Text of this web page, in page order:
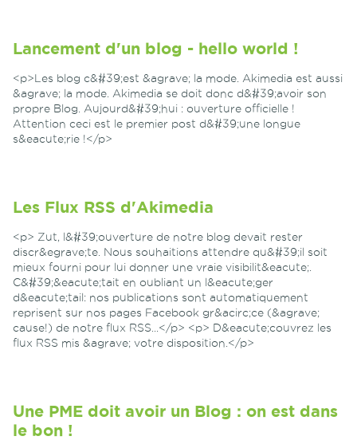
Lancement d'un blog - hello world !
<p>Les blog c&#39;est &agrave; la mode. Akimedia est aussi
&agrave; la mode. Akimedia se doit donc d&#39;avoir son
propre Blog. Aujourd&#39;hui : ouverture officielle !
Attention ceci est le premier post d&#39;une longue
s&eacute;rie !</p>
Les Flux RSS d'Akimedia
<p> Zut, l&#39;ouverture de notre blog devait rester
discr&egrave;te. Nous souhaitions attendre qu&#39;il soit
mieux fourni pour lui donner une vraie visibilit&eacute;.
C&#39;&eacute;tait en oubliant un l&eacute;ger
d&eacute;tail: nos publications sont automatiquement
reprisent sur nos pages Facebook gr&acirc;ce (&agrave;
cause!) de notre flux RSS...</p> <p> D&eacute;couvrez les
flux RSS mis &agrave; votre disposition.</p>
Une PME doit avoir un Blog : on est dans
le bon !